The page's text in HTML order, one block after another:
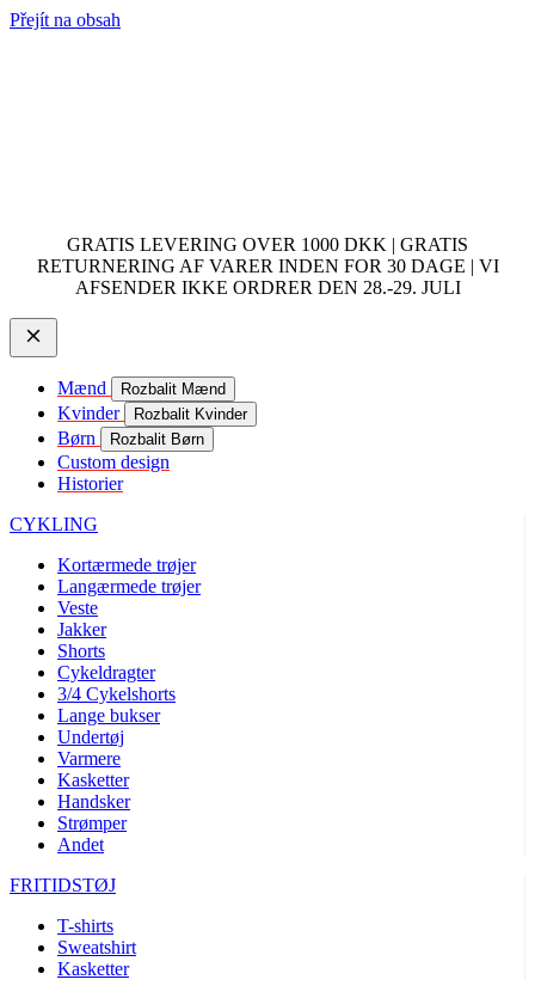
Přejít na obsah
GRATIS LEVERING OVER 1000 DKK | GRATIS
RETURNERING AF VARER INDEN FOR 30 DAGE | VI
AFSENDER IKKE ORDRER DEN 28.-29. JULI
Mænd Rozbalit Mænd
Kvinder Rozbalit Kvinder
Børn Rozbalit Børn
Custom design
Historier
CYKLING
Kortærmede trøjer
Langærmede trøjer
Veste
Jakker
Shorts
Cykeldragter
3/4 Cykelshorts
Lange bukser
Undertøj
Varmere
Kasketter
Handsker
Strømper
Andet
FRITIDSTØJ
T-shirts
Sweatshirt
Kasketter